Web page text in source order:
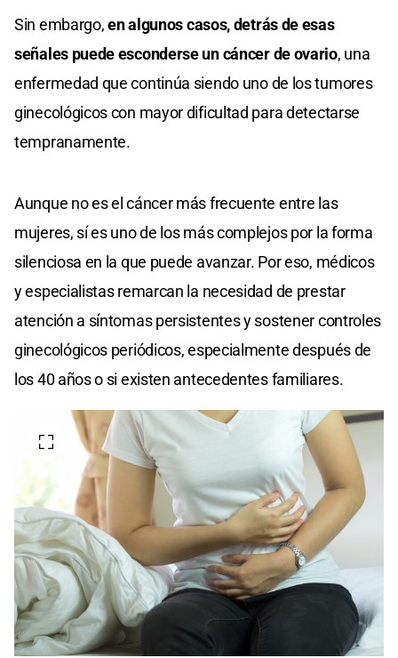
Sin embargo,en algunos casos, detrás de esas
señales puede esconderse un cáncer de ovario, una
enfermedad que continúa siendo uno de los tumores
ginecológicos con mayor dificultad para detectarse
tempranamente.
Aunque no es el cáncer más frecuente entre las
mujeres, sí es uno de los más complejos por la forma
silenciosa en la que puede avanzar. Por eso, médicos
y especialistas remarcan la necesidad de prestar
atención a síntomas persistentes y sostener controles
ginecológicos periódicos, especialmente después de
los 40 años o si existen antecedentes familiares.